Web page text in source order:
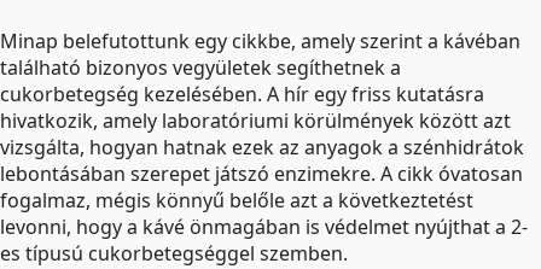
Minap belefutottunk egy cikkbe, amely szerint a kávéban
található bizonyos vegyületek segíthetnek a
cukorbetegség kezelésében. A hír egy friss kutatásra
hivatkozik, amely laboratóriumi körülmények között azt
vizsgálta, hogyan hatnak ezek az anyagok a szénhidrátok
lebontásában szerepet játszó enzimekre. A cikk óvatosan
fogalmaz, mégis könnyű belőle azt a következtetést
levonni, hogy a kávé önmagában is védelmet nyújthat a 2-
es típusú cukorbetegséggel szemben.